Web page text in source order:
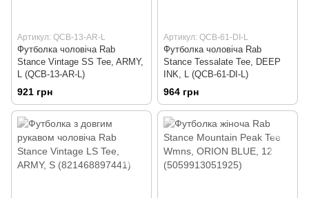
Артикул: QCB-13-AR-L
Футболка чоловіча Rab
Stance Vintage SS Tee, ARMY,
L (QCB-13-AR-L)
921 грн
Артикул: QCB-61-DI-L
Футболка чоловіча Rab
Stance Tessalate Tee, DEEP
INK, L (QCB-61-DI-L)
964 грн